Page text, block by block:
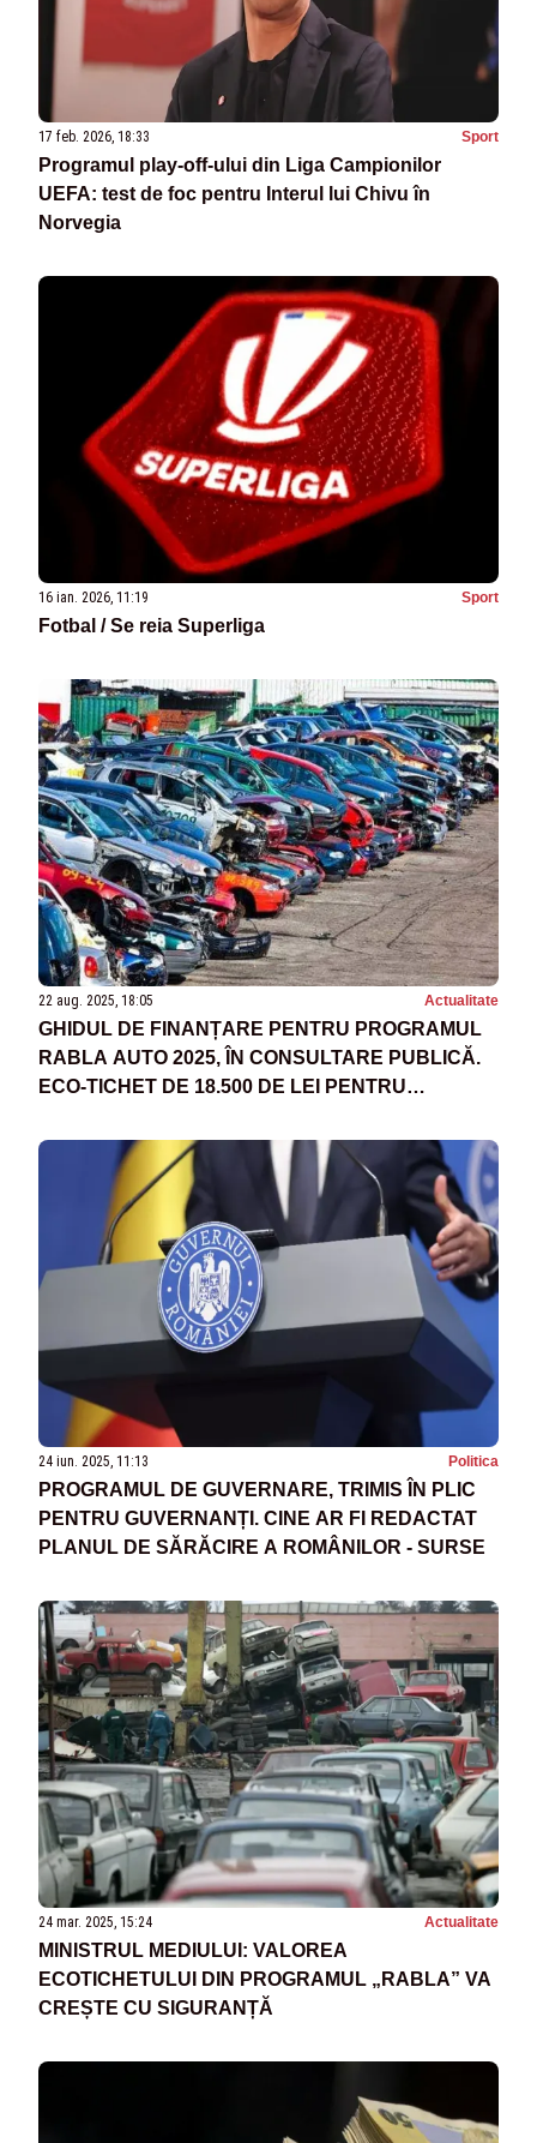
17 feb. 2026, 18:33 Sport
Programul play-off-ului din Liga Campionilor
UEFA: test de foc pentru Interul lui Chivu în
Norvegia
16 ian. 2026, 11:19 Sport
Fotbal / Se reia Superliga
22 aug. 2025, 18:05 Actualitate
GHIDUL DE FINANȚARE PENTRU PROGRAMUL
RABLA AUTO 2025, ÎN CONSULTARE PUBLICĂ.
ECO-TICHET DE 18.500 DE LEI PENTRU
24 iun. 2025, 11:13 Politica
PROGRAMUL DE GUVERNARE, TRIMIS ÎN PLIC
PENTRU GUVERNANȚI. CINE AR FI REDACTAT
PLANUL DE SĂRĂCIRE A ROMÂNILOR - SURSE
24 mar. 2025, 15:24 Actualitate
MINISTRUL MEDIULUI: VALOREA
ECOTICHETULUI DIN PROGRAMUL „RABLA” VA
CREȘTE CU SIGURANȚĂ